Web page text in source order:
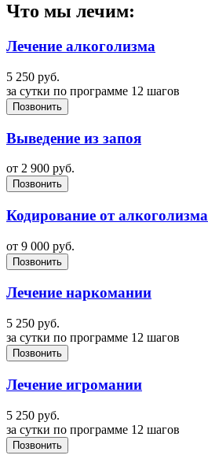
Что мы лечим:
Лечение алкоголизма
5 250 руб.
за сутки по программе 12 шагов
Позвонить
Выведение из запоя
от 2 900 руб.
Позвонить
Кодирование от алкоголизма
от 9 000 руб.
Позвонить
Лечение наркомании
5 250 руб.
за сутки по программе 12 шагов
Позвонить
Лечение игромании
5 250 руб.
за сутки по программе 12 шагов
Позвонить